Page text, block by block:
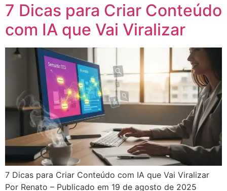
7 Dicas para Criar Conteúdo
com IA que Vai Viralizar
7 Dicas para Criar Conteúdo com IA que Vai Viralizar
Por Renato – Publicado em 19 de agosto de 2025